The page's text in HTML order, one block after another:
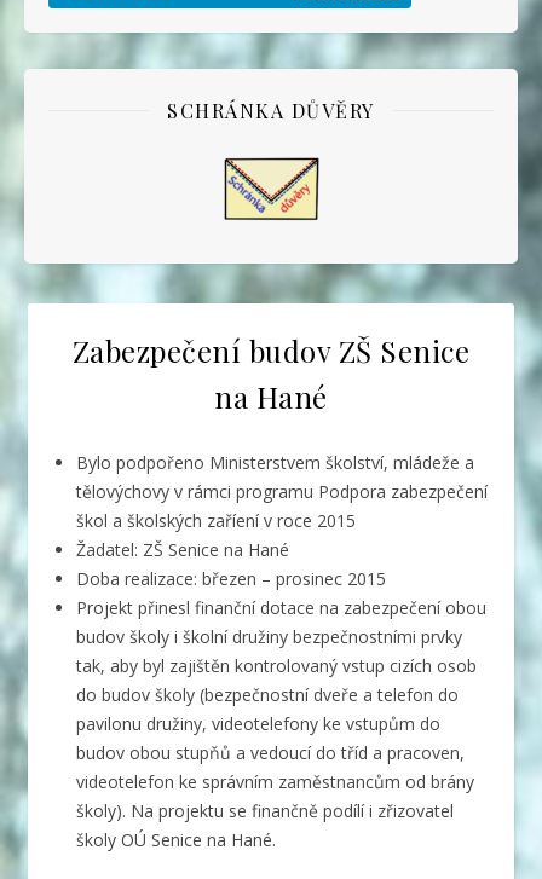
SCHRÁNKA DŮVĚRY
Zabezpečení budov ZŠ Senice
na Hané
Bylo podpořeno Ministerstvem školství, mládeže a
tělovýchovy v rámci programu Podpora zabezpečení
škol a školských zaříení v roce 2015
Žadatel: ZŠ Senice na Hané
Doba realizace: březen – prosinec 2015
Projekt přinesl finanční dotace na zabezpečení obou
budov školy i školní družiny bezpečnostními prvky
tak, aby byl zajištěn kontrolovaný vstup cizích osob
do budov školy (bezpečnostní dveře a telefon do
pavilonu družiny, videotelefony ke vstupům do
budov obou stupňů a vedoucí do tříd a pracoven,
videotelefon ke správním zaměstnancům od brány
školy). Na projektu se finančně podílí i zřizovatel
školy OÚ Senice na Hané.